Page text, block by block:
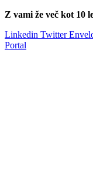
Skip
content
Z vami že več kot 10
Linkedin Twitter
Portal